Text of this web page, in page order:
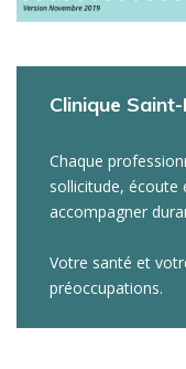
Clinique
Chaque
sollicitude, écoute
accompagner
Votre santé et
préoccupations.